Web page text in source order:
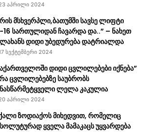
აპრილი 2024
მსხვერპლი,ბათუმში სავსე ლიფტი
16 სართულიდან ჩავარდა და..” – ნახეთ
დიდი უბედურება დატრიალდა
სექტემბერი 2024
დიდი ცვლილებები იქნება”
ცვლილებებზე საუბრობს
ლელა კაკულია
აპრილი 2024
ზოდიაქოს მიხედვით, რომელიც
ყველა მამაკაცს უყვარდება